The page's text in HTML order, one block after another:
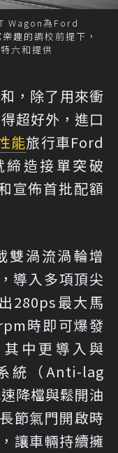
Wagon為Ford
趣的調校前提下，
六和提供
，除了用來衝
超好外，進口
能旅行車Ford
締造接單突破
宣佈首批配額
雙渦流渦輪增
導入多項頂尖
280ps最大馬
時即可爆發
中更導入與
統（Anti-lag
降檔與鬆開油
節氣門開啟時
讓車輛持續擁